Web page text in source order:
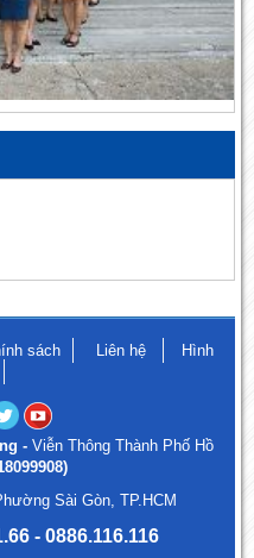
sách Liên hệ
Hình
- Viễn Thông Thành Phố Hồ
Sài Gòn, TP.HCM
- 0886.116.116